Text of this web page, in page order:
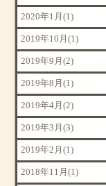
2020年1月(1)
2019年10月(1)
2019年9月(2)
2019年8月(1)
2019年4月(2)
2019年3月(3)
2019年2月(1)
2018年11月(1)